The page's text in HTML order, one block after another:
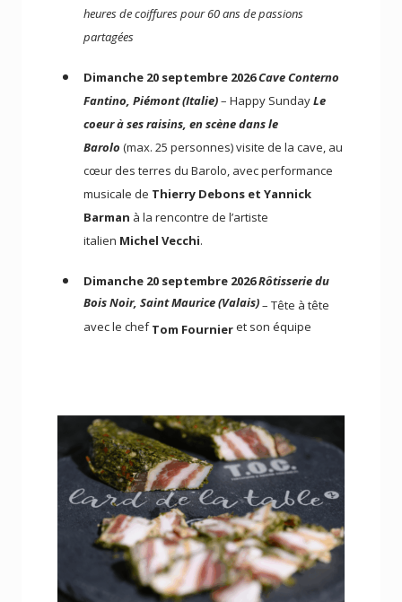
heures de coiffures pour 60 ans de passions
partagées
Dimanche 20 septembre 2026Cave Conterno
Fantino, Piémont (Italie)– Happy SundayLe
coeur à ses raisins, en scène dans le
Barolo(max. 25 personnes) visite de la cave, au
cœur des terres du Barolo, avec performance
musicale de Thierry Debons et Yannick
Barman à la rencontre de l’artiste
italien Michel Vecchi.
Dimanche 20 septembre 2026Rôtisserie du
Bois Noir, Saint Maurice (Valais)– Tête à tête
avec le chefTom Fournieret son équipe